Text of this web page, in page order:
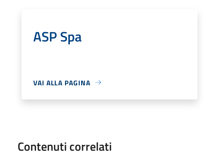
ASP Spa
VAI ALLA PAGINA
Contenuti correlati